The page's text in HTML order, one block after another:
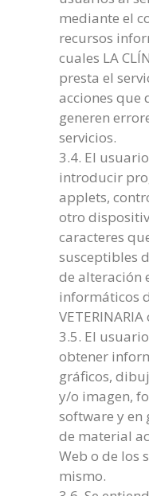
mediante el
recursos
cuales LA
presta el
acciones que
generen
servicios.
3.4. El
introducir
applets,
otro
caracteres
susceptibles
de alteración
informáticos
3.5. El
obtener
gráficos,
y/o imagen,
software y en
de material
Web o de los
mismo.